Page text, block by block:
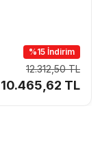
%15 İndirim
12.312,50 TL
10.465,62 TL